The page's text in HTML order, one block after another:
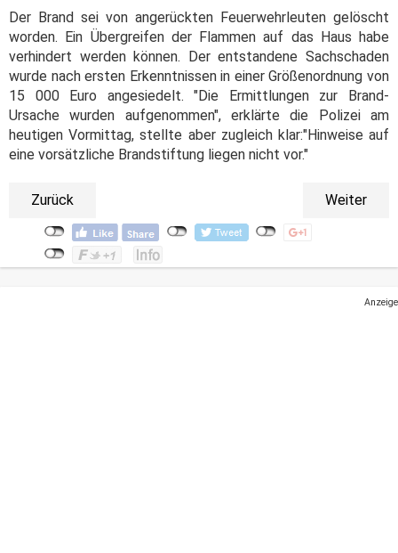
Der Brand sei von angerückten Feuerwehrleuten gelöscht
worden. Ein Übergreifen der Flammen auf das Haus habe
verhindert werden können. Der entstandene Sachschaden
wurde nach ersten Erkenntnissen in einer Größenordnung von
15 000 Euro angesiedelt. "Die Ermittlungen zur Brand-
Ursache wurden aufgenommen", erklärte die Polizei am
heutigen Vormittag, stellte aber zugleich klar:"Hinweise auf
eine vorsätzliche Brandstiftung liegen nicht vor."
Zurück Weiter
Anzeige